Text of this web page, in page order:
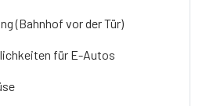
(Bahnhof vor der Tür)
für E-Autos